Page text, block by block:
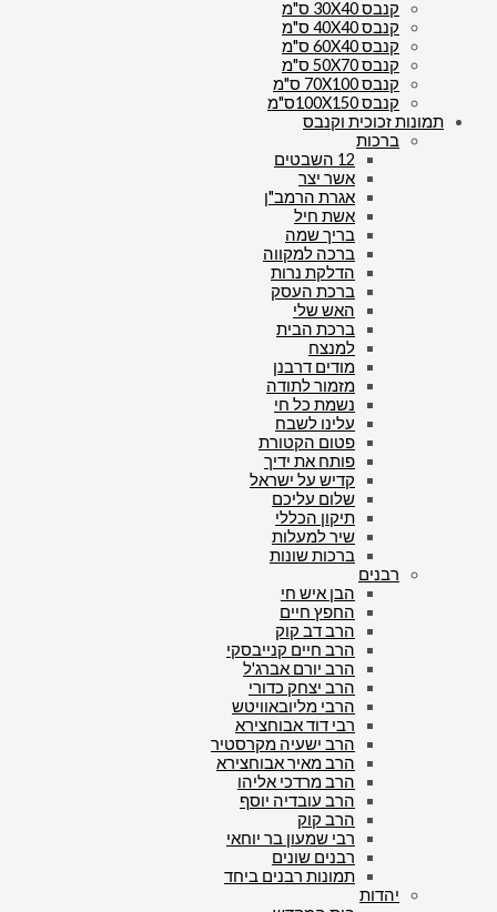
קנבס 30X40 ס"מ
קנבס 40X40 ס"מ
קנבס 60X40 ס"מ
קנבס 50X70 ס"מ
קנבס 70X100 ס"מ
קנבס 100X150ס"מ
תמונות זכוכית וקנבס
ברכות
12 השבטים
אשר יצר
אגרת הרמב"ן
אשת חיל
בריך שמה
ברכה למקווה
הדלקת נרות
ברכת העסק
האש שלי
ברכת הבית
למנצח
מודים דרבנן
מזמור לתודה
נשמת כל חי
עלינו לשבח
פטום הקטורת
פותח את ידיך
קדיש על ישראל
שלום עליכם
תיקון הכללי
שיר למעלות
ברכות שונות
רבנים
הבן איש חי
החפץ חיים
הרב דב קוק
הרב חיים קנייבסקי
הרב יורם אברג'ל
הרב יצחק כדורי
הרבי מליובאוויטש
רבי דוד אבוחצירא
הרב ישעיה מקרסטיר
הרב מאיר אבוחצירא
הרב מרדכי אליהו
הרב עובדיה יוסף
הרב קוק
רבי שמעון בר יוחאי
רבנים שונים
תמונות רבנים ביחד
יהדות